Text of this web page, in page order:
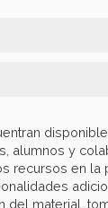
alumnos y
recursos en la
del material,